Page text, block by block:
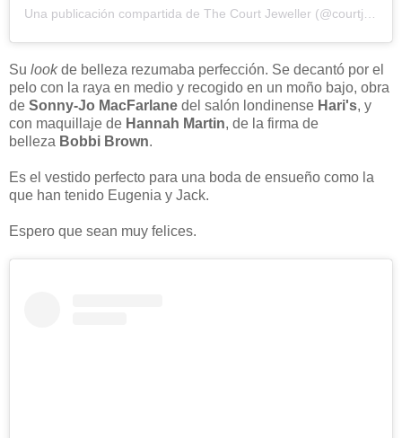
Su lookde belleza rezumaba perfección. Se decantó por el
pelo con la raya en medio y recogido en un moño bajo, obra
de Sonny-Jo MacFarlane del salón londinense Hari's, y
con maquillaje de Hannah Martin, de la firma de
belleza Bobbi Brown.
Es el vestido perfecto para una boda de ensueño como la
que han tenido Eugenia y Jack.
Espero que sean muy felices.